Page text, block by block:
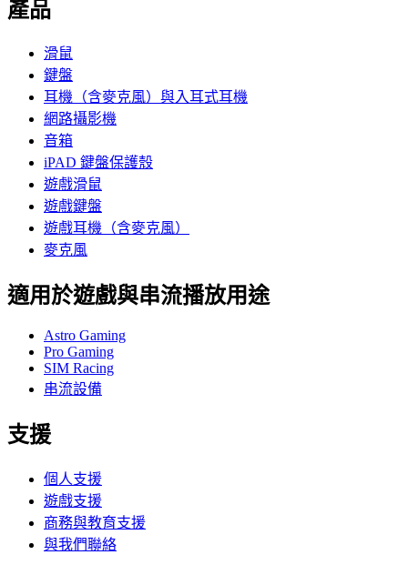
產品
滑鼠
鍵盤
耳機（含麥克風）與入耳式耳機
網路攝影機
音箱
iPAD 鍵盤保護殼
遊戲滑鼠
遊戲鍵盤
遊戲耳機（含麥克風）
麥克風
適用於遊戲與串流播放用途
Astro Gaming
Pro Gaming
SIM Racing
串流設備
支援
個人支援
遊戲支援
商務與教育支援
與我們聯絡